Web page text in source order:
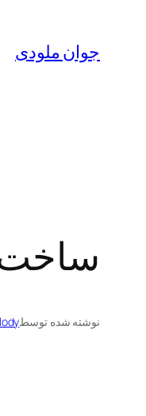
جوان ملودی
ساخت
نوشته شده توسط